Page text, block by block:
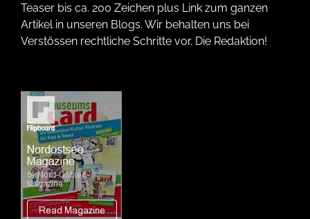
Teaser bis ca. 200 Zeichen plus Link zum ganzen
Artikel in unseren Blogs. Wir behalten uns bei
Verstössen rechtliche Schritte vor. Die Redaktion!